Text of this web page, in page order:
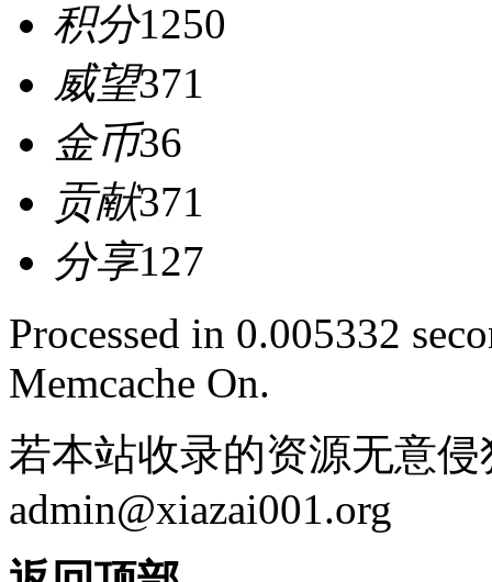
积分1250
威望371
金币36
贡献371
分享127
Processed in 0.005332
Memcache On.
若本站收录的资源无意
admin@xiazai001.org